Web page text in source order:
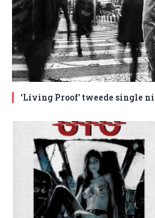
‘Living Proof’ tweede single